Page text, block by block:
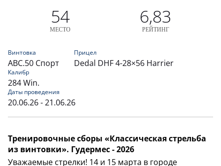
54
МЕСТО
6,83
РЕЙТИНГ
Винтовка
АВС.50 Спорт
Прицел
Dedal DHF 4-28×56 Harrier
Калибр
284 Win.
Даты проведения
20.06.26 - 21.06.26
Тренировочные сборы «Классическая стрельба
из винтовки». Гудермес - 2026
Уважаемые стрелки! 14 и 15 марта в городе